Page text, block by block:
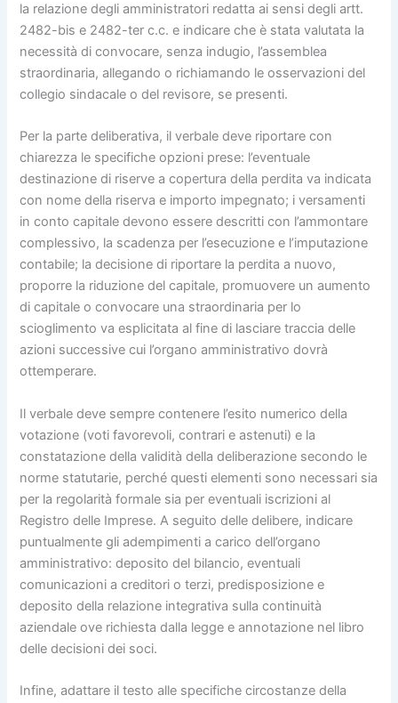
la relazione degli amministratori redatta ai sensi degli artt.
2482-bis e 2482-ter c.c. e indicare che è stata valutata la
necessità di convocare, senza indugio, l’assemblea
straordinaria, allegando o richiamando le osservazioni del
collegio sindacale o del revisore, se presenti.
Per la parte deliberativa, il verbale deve riportare con
chiarezza le specifiche opzioni prese: l’eventuale
destinazione di riserve a copertura della perdita va indicata
con nome della riserva e importo impegnato; i versamenti
in conto capitale devono essere descritti con l’ammontare
complessivo, la scadenza per l’esecuzione e l’imputazione
contabile; la decisione di riportare la perdita a nuovo,
proporre la riduzione del capitale, promuovere un aumento
di capitale o convocare una straordinaria per lo
scioglimento va esplicitata al fine di lasciare traccia delle
azioni successive cui l’organo amministrativo dovrà
ottemperare.
Il verbale deve sempre contenere l’esito numerico della
votazione (voti favorevoli, contrari e astenuti) e la
constatazione della validità della deliberazione secondo le
norme statutarie, perché questi elementi sono necessari sia
per la regolarità formale sia per eventuali iscrizioni al
Registro delle Imprese. A seguito delle delibere, indicare
puntualmente gli adempimenti a carico dell’organo
amministrativo: deposito del bilancio, eventuali
comunicazioni a creditori o terzi, predisposizione e
deposito della relazione integrativa sulla continuità
aziendale ove richiesta dalla legge e annotazione nel libro
delle decisioni dei soci.
Infine, adattare il testo alle specifiche circostanze della